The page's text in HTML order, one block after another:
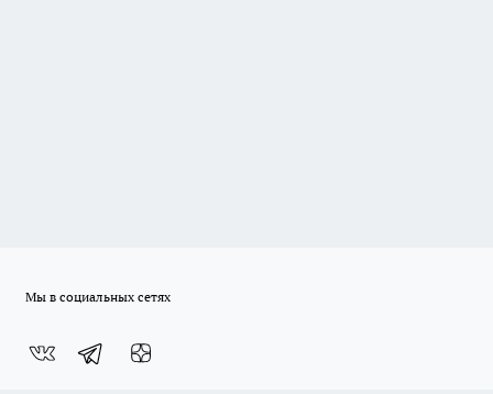
Мы в социальных сетях